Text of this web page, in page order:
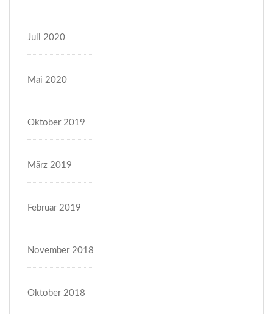
Juli 2020
Mai 2020
Oktober 2019
März 2019
Februar 2019
November 2018
Oktober 2018